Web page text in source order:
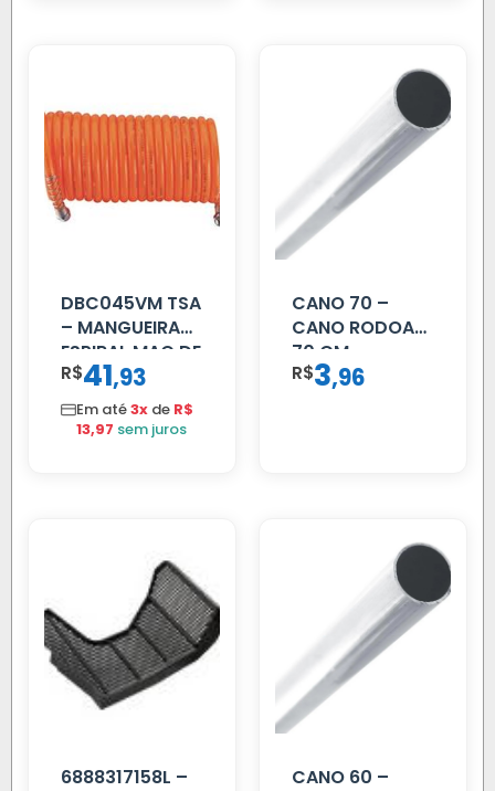
DBC045VM TSA
– MANGUEIRA
ESPIRAL MAO DE
AMIGO UNIV 16
MM 4.5MTS
VERMELHA
R$41,93
Em até3x de R$
13,97 sem juros
CANO 70 –
CANO RODOAR
70 CM
R$3,96
6888317158L –
CANO 60 –